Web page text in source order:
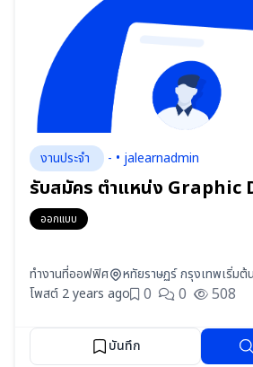
งานประจำ - • jalearnadmin
รับสมัคร ตำแหน่ง Graphic
ออกแบบ
ทำงานที่ออฟฟิศ หทัยราษฏร์ กรุงเทพเริ่ม
โพสต์ 2 years ago
0 0 508
บันทึก